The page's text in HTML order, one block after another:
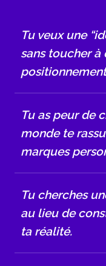
Tu veux une
sans toucher à
Tu as peur de
monde te
marques
Tu cherches
au lieu de
ta réalité.